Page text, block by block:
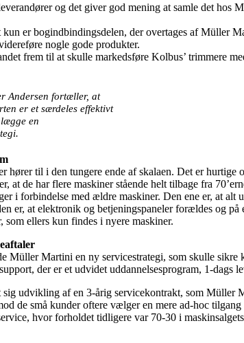
og det giver god mening at samle det hos
kun er bogindbindingsdelen, der overtages af Müller
nogle gode produkter.
frem til at skulle markedsføre Kolbus’ trimmere
Andersen fortæller, at
er et særdeles effektivt
en
hører til i den tungere ende af skalaen. Det er
at de har flere maskiner stående helt tilbage fra
i forbindelse med ældre maskiner. Den ene er, at
er, at elektronik og betjeningspaneler forældes og
som ellers kun findes i nyere maskiner.
Müller Martini en ny servicestrategi, som skulle
der er et udvidet uddannelsesprogram, 1-dags
sig udvikling af en 3-årig servicekontrakt, som
de små kunder oftere vælger en mere ad-hoc
hvor forholdet tidligere var 70-30 i